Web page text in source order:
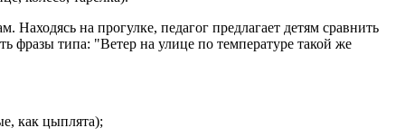
Находясь на прогулке, педагог предлагает детям сравнить
фразы типа: "Ветер на улице по температуре такой же
как цыплята);